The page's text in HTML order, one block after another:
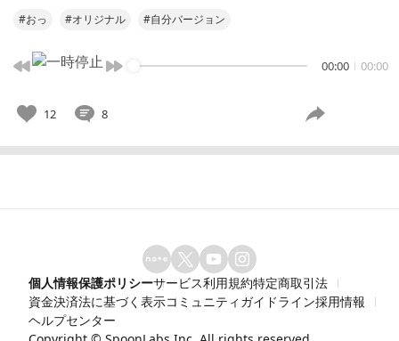
#おっ #オリジナル #自分バージョン
00:00 00:00
12 8
個人情報保護ポリシーサービス利用規約特定商取引法
資金決済法に基づく表示コミュニティガイドライン採用情報
ヘルプセンター